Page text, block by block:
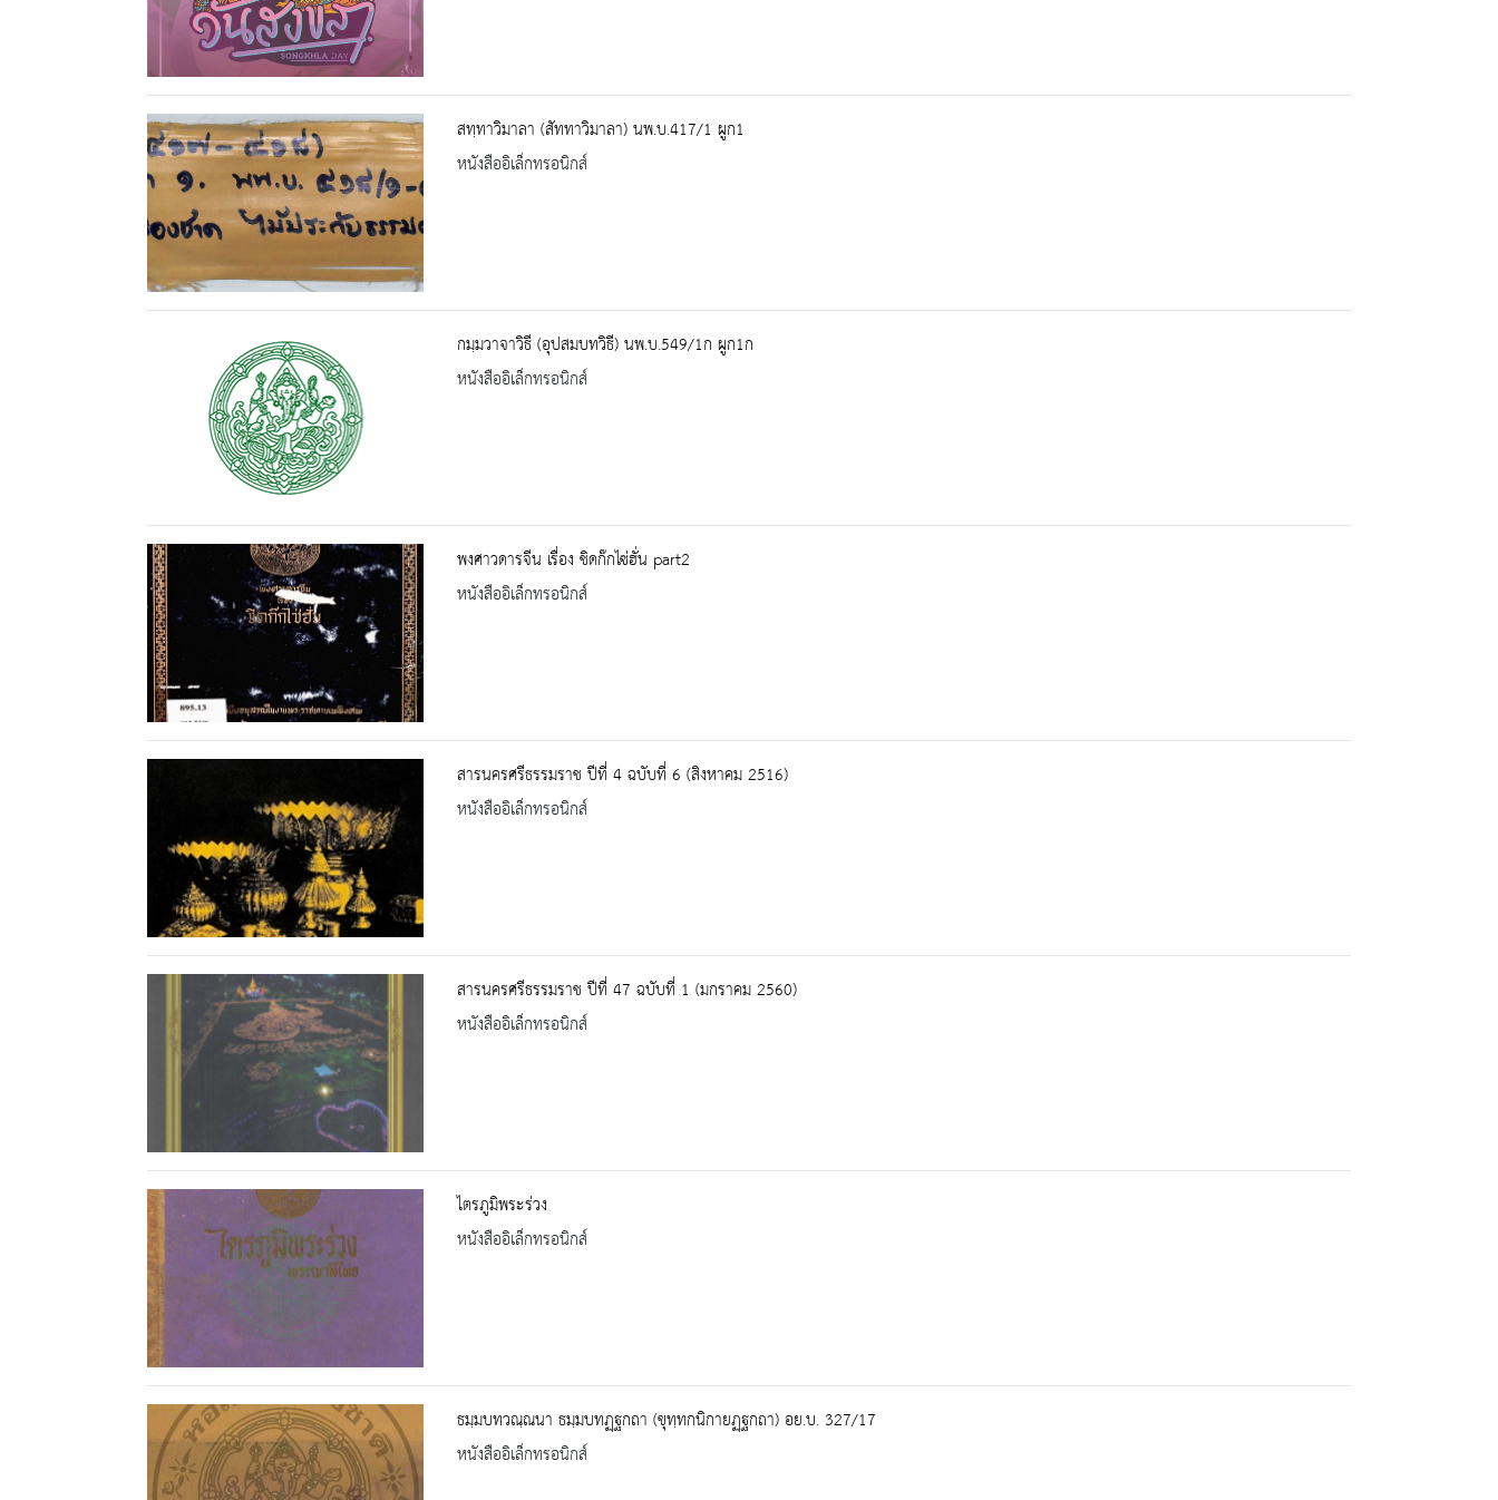
สทฺทาวิมาลา (สัททาวิมาลา) นพ.บ.417/1 ผูก1
หนังสืออิเล็กทรอนิกส์
กมฺมวาจาวิธี (อุปสมบทวิธี) นพ.บ.549/1ก ผูก1ก
หนังสืออิเล็กทรอนิกส์
พงศาวดารจีน เรื่อง ชิดก๊กไซ่ฮั่น part2
หนังสืออิเล็กทรอนิกส์
สารนครศรีธรรมราช ปีที่ 4 ฉบับที่ 6 (สิงหาคม 2516)
หนังสืออิเล็กทรอนิกส์
สารนครศรีธรรมราช ปีที่ 47 ฉบับที่ 1 (มกราคม 2560)
หนังสืออิเล็กทรอนิกส์
ไตรภูมิพระร่วง
หนังสืออิเล็กทรอนิกส์
ธมฺมบทวณฺณนา ธมฺมบทฏฺฐกถา (ขุทฺทกนิกายฏฺฐกถา) อย.บ. 327/17
หนังสืออิเล็กทรอนิกส์